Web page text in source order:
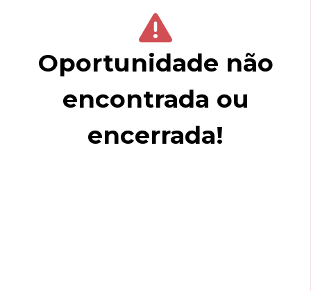
Oportunidade não
encontrada ou
encerrada!